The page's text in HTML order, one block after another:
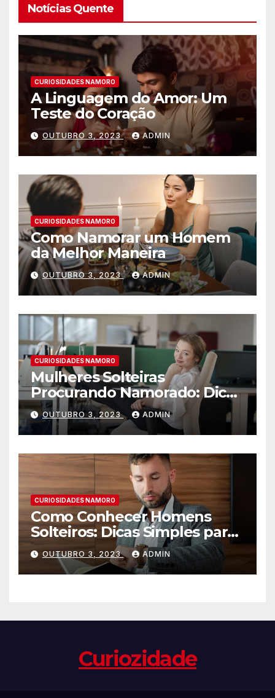
Notícias Quente
CURIOSIDADES NAMORO
A Linguagem do Amor: Um
Teste do Coração
OUTUBRO 3, 2023 ADMIN
CURIOSIDADES NAMORO
Como Namorar um Homem
da Melhor Maneira
OUTUBRO 3, 2023 ADMIN
CURIOSIDADES NAMORO
Mulheres Solteiras
Procurando Namorado: Dicas
para Encontrar o Amor
OUTUBRO 3, 2023 ADMIN
CURIOSIDADES NAMORO
Como Conhecer Homens
Solteiros: Dicas Simples para
Encontrar o Amor da sua
Vida
OUTUBRO 3, 2023 ADMIN
Curiozidade